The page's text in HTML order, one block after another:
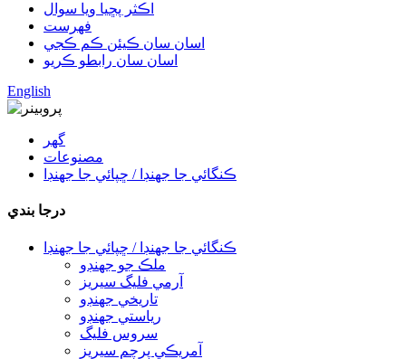
اڪثر پڇيا ويا سوال
فهرست
اسان سان ڪيئن ڪم ڪجي
اسان سان رابطو ڪريو
English
گھر
مصنوعات
ڪنگائي جا جهنڊا / ڇپائي جا جهنڊا
درجا بندي
ڪنگائي جا جهنڊا / ڇپائي جا جهنڊا
ملڪ جو جهنڊو
آرمي فليگ سيريز
تاريخي جهنڊو
رياستي جهنڊو
سروس فليگ
آمريڪي پرچم سيريز